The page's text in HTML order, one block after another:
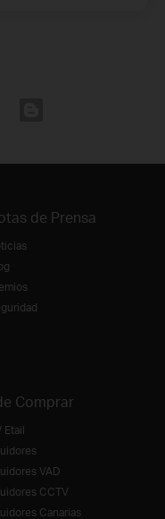
de Prensa
Comprar
Etail
VAD
CCTV
Canarias